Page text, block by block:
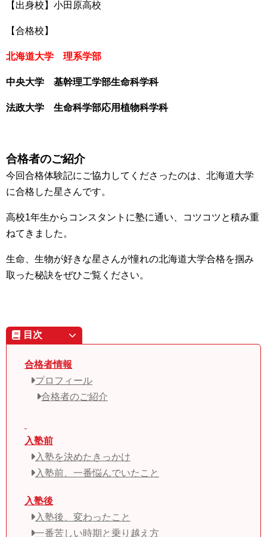
【出身校】小田原高校
【合格校】
北海道大学 理系学部
中央大学 基幹理工学部生命科学科
法政大学 生命科学部応用植物科学科
合格者のご紹介
今回合格体験記にご協力してくださったのは、北海道大学
に合格した星さんです。
高校1年生からコンスタントに塾に通い、コツコツと積み重
ねてきました。
生命、生物が好きな星さんが憧れの北海道大学合格を掴み
取った秘訣をぜひご覧ください。
目次
合格者情報
プロフィール
合格者のご紹介
入塾前
入塾を決めたきっかけ
入塾前、一番悩んでいたこと
入塾後
入塾後、変わったこと
一番苦しい時期と乗り越え方